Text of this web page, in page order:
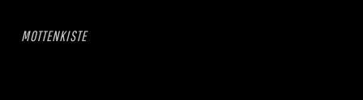
MOTTENKISTE